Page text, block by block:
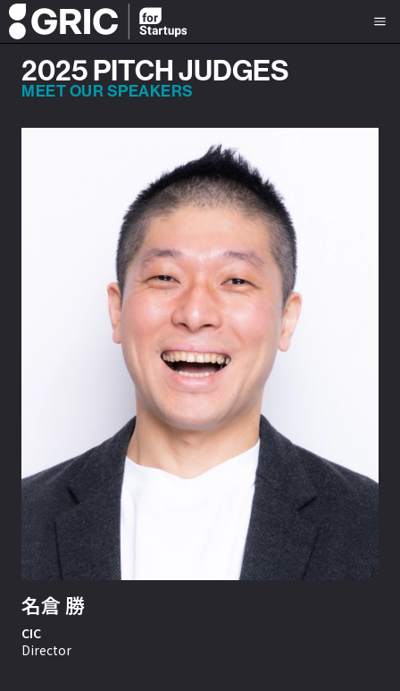
2025 PITCH JUDGES
MEET OUR SPEAKERS
名倉 勝
CIC
Director